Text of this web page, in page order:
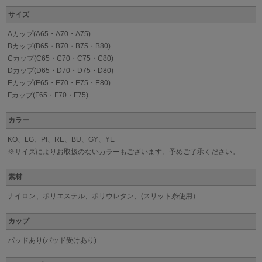
サイズ
Aカップ(A65・A70・A75)
Bカップ(B65・B70・B75・B80)
Cカップ(C65・C70・C75・C80)
Dカップ(D65・D70・D75・D80)
Eカップ(E65・E70・E75・E80)
Fカップ(F65・F70・F75)
カラー
KO、LG、PI、RE、BU、GY、YE
※サイズによりお取扱のないカラーもございます。予めご了承ください。
素材
ナイロン、ポリエステル、ポリウレタン、(スリット糸使用）
カップ
パッドあり(パッド受けあり)